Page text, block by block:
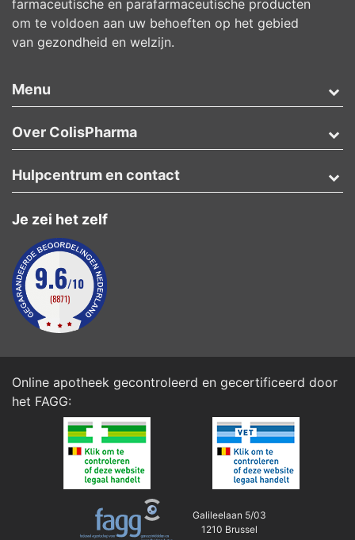
farmaceutische en parafarmaceutische producten
om te voldoen aan uw behoeften op het gebied
van gezondheid en welzijn.
Menu
Over ColisPharma
Je zei het zelf
Hulpcentrum en contact
Online apotheek gecontroleerd en gecertificeerd door
het FAGG:
Galileelaan 5/03
1210 Brussel